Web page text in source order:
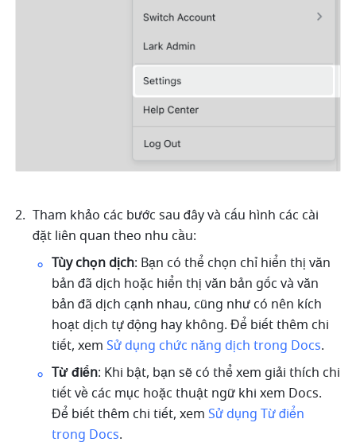
Tham khảo các bước sau đây và cấu hình các cài
đặt liên quan theo nhu cầu:
Tùy chọn dịch: Bạn có thể chọn chỉ hiển thị văn
bản đã dịch hoặc hiển thị văn bản gốc và văn
bản đã dịch cạnh nhau, cũng như có nên kích
hoạt dịch tự động hay không. Để biết thêm chi
tiết, xem Sử dụng chức năng dịch trong Docs.
Từ điển: Khi bật, bạn sẽ có thể xem giải thích chi
tiết về các mục hoặc thuật ngữ khi xem Docs.
Để biết thêm chi tiết, xem Sử dụng Từ điển
trong Docs.